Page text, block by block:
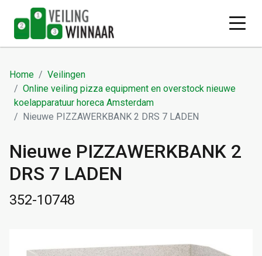
Home
Veilingen
Online veiling pizza equipment en overstock nieuwe
koelapparatuur horeca Amsterdam
Nieuwe PIZZAWERKBANK 2 DRS 7 LADEN
Nieuwe PIZZAWERKBANK 2
DRS 7 LADEN
352-10748